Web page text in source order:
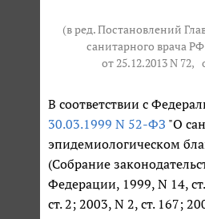
(в ред. Постановлений
санитарного врача РФ
от 25.12.2013 N 72,
В соответствии с
30.03.1999 N 52-ФЗ "О
эпидемиологическом
(Собрание
Федерации, 1999, N 14,
ст. 2; 2003, N 2, ст. 167;